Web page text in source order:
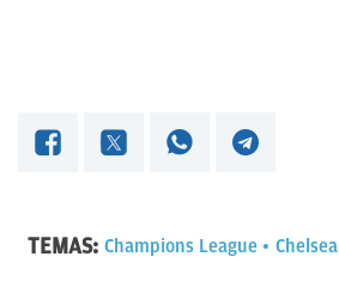
TEMAS: Champions League Chelsea